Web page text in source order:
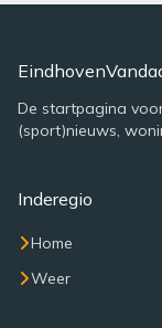
De startpagina
(sport)nieuws,
Inderegio
Home
Weer